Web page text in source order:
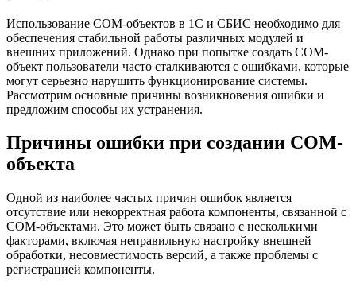
Использование COM-объектов в 1С и СБИС необходимо для
обеспечения стабильной работы различных модулей и
внешних приложений. Однако при попытке создать COM-
объект пользователи часто сталкиваются с ошибками, которые
могут серьезно нарушить функционирование системы.
Рассмотрим основные причины возникновения ошибки и
предложим способы их устранения.
Причины ошибки при создании COM-
объекта
Одной из наиболее частых причин ошибок является
отсутствие или некорректная работа компоненты, связанной с
COM-объектами. Это может быть связано с несколькими
факторами, включая неправильную настройку внешней
обработки, несовместимость версий, а также проблемы с
регистрацией компоненты.